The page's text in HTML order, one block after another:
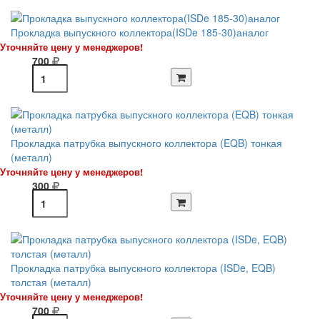
Прокладка выпускного коллектора(ISDe 185-30)аналог
Уточняйте цену у менеджеров!
700
Прокладка патрубка выпускного коллектора (EQB) тонкая
(металл)
Уточняйте цену у менеджеров!
300
Прокладка патрубка выпускного коллектора (ISDe, EQB)
толстая (металл)
Уточняйте цену у менеджеров!
700